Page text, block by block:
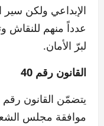
الإبداعي ولكن
عدداً منهم للنقاش
لبرّ الأمان.
القانون رقم 40
موافقة مجلس